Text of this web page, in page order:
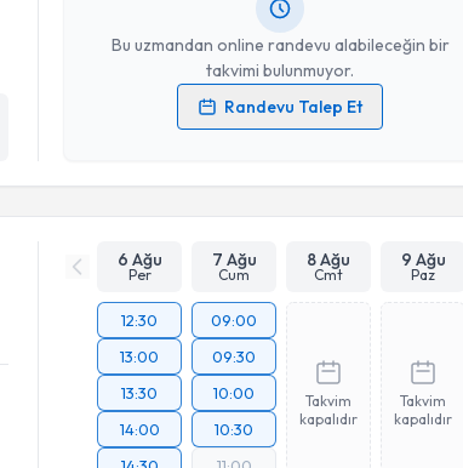
Bu uzmandan online randevu alabileceğin bir
takvimi bulunmuyor.
Randevu Talep Et
Kişisel verilerimin işlenmesine ilişkinAydınlatma Metni
Takvim Talebini Gönder
6 Ağu
Per
7 Ağu
Cum
8 Ağu
Cmt
9 Ağu
Paz
12:30
13:00
13:30
14:00
09:00
09:30
10:00
10:30
Takvim
kapalıdır
Takvim
kapalıdır